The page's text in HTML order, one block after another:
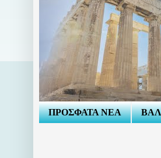
ΠΡΟΣΦΑΤΑ ΝΕΑ